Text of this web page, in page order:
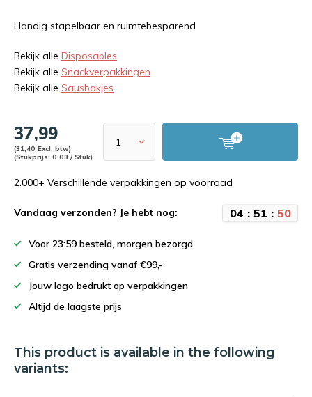
Handig stapelbaar en ruimtebesparend
Bekijk alle Disposables
Bekijk alle Snackverpakkingen
Bekijk alle Sausbakjes
37,99
(31,40 Excl. btw)
(Stukprijs: 0,03 / Stuk)
2.000+ Verschillende verpakkingen op voorraad
Vandaag verzonden? Je hebt nog: 04 : 51 : 50
Voor 23:59 besteld, morgen bezorgd
Gratis verzending vanaf €99,-
Jouw logo bedrukt op verpakkingen
Altijd de laagste prijs
This product is available in the following
variants: